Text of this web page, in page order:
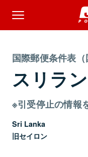
国際郵便条件表（
スリラ
※引受停止の情報
Sri Lanka
旧セイロン